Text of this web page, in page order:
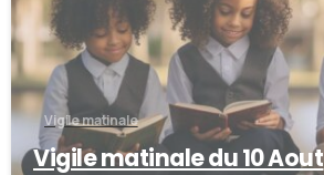
Vigile matinale
Vigile matinale du 10 Aout